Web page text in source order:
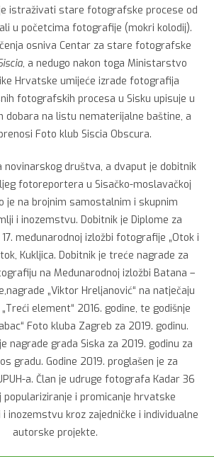
istraživati stare fotografske procese od
u početcima fotografije (mokri kolodij).
osniva Centar za stare fotografske
, a nedugo nakon toga Ministarstvo
Hrvatske umijeće izrade fotografija
fotografskih procesa u Sisku upisuje u
dobara na listu nematerijalne baštine, a
Foto klub Siscia Obscura.
novinarskog društva, a dvaput je dobitnik
fotoreportera u Sisačko-moslavačkoj
je na brojnim samostalnim i skupnim
i inozemstvu. Dobitnik je Diplome za
međunarodnoj izložbi fotografije „Otok i
Kukljica. Dobitnik je treće nagrade za
na Međunarodnoj izložbi Batana –
„Viktor Hreljanović“ na natječaju
element“ 2016. godine, te godišnje
Foto kluba Zagreb za 2019. godinu.
nagrade grada Siska za 2019. godinu za
gradu. Godine 2019. proglašen je za
a. Član je udruge fotografa Kadar 36
populariziranje i promicanje hrvatske
inozemstvu kroz zajedničke i individualne
autorske projekte.